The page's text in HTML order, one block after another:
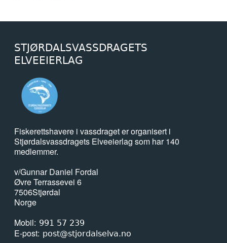
STJØRDALSVASSDRAGETS
ELVEEIERLAG
Fiskerettshavere i vassdraget er organisert i
Stjørdalsvassdragets Elveeierlag som har 140
medlemmer.
v/Gunnar Daniel Fordal
Øvre Terrassevei 6
7506Stjørdal
Norge
Mobil
991 57 239
E-post post@stjordalselva.no